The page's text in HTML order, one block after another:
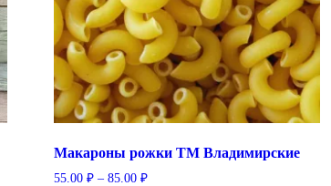
Макароны рожки ТМ Владимирские
55.00 ₽– 85.00 ₽